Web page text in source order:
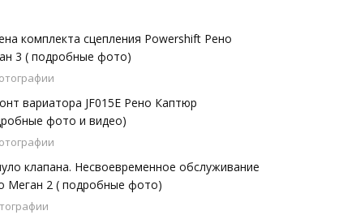
комплекта сцепления Powershift Рено
3 ( подробные фото)
вариатора JF015E Рено Каптюр
фото и видео)
клапана. Несвоевременное обслуживание
Меган 2 ( подробные фото)